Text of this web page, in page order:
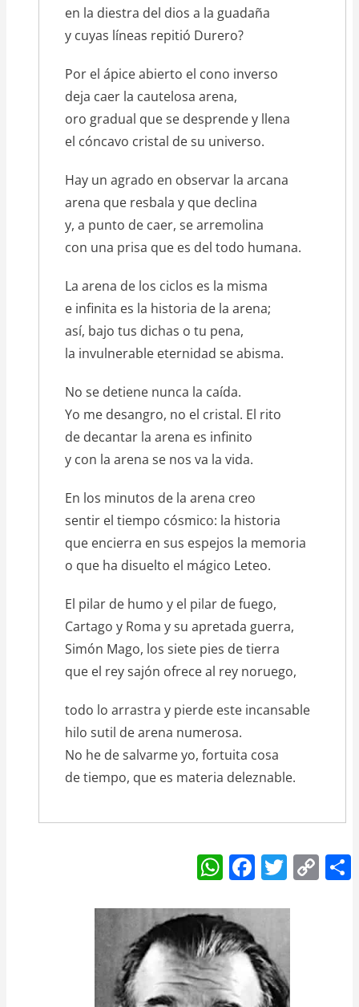
en la diestra del dios a la guadaña
y cuyas líneas repitió Durero?
Por el ápice abierto el cono inverso
deja caer la cautelosa arena,
oro gradual que se desprende y llena
el cóncavo cristal de su universo.
Hay un agrado en observar la arcana
arena que resbala y que declina
y, a punto de caer, se arremolina
con una prisa que es del todo humana.
La arena de los ciclos es la misma
e infinita es la historia de la arena;
así, bajo tus dichas o tu pena,
la invulnerable eternidad se abisma.
No se detiene nunca la caída.
Yo me desangro, no el cristal. El rito
de decantar la arena es infinito
y con la arena se nos va la vida.
En los minutos de la arena creo
sentir el tiempo cósmico: la historia
que encierra en sus espejos la memoria
o que ha disuelto el mágico Leteo.
El pilar de humo y el pilar de fuego,
Cartago y Roma y su apretada guerra,
Simón Mago, los siete pies de tierra
que el rey sajón ofrece al rey noruego,
todo lo arrastra y pierde este incansable
hilo sutil de arena numerosa.
No he de salvarme yo, fortuita cosa
de tiempo, que es materia deleznable.
W
h
at
s
A
p
F
a
c
e
b
o
T
w
itt
er
C
o